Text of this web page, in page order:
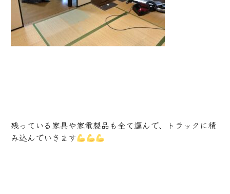
残っている家具や家電製品も全て運んで、トラックに積
み込んでいきます